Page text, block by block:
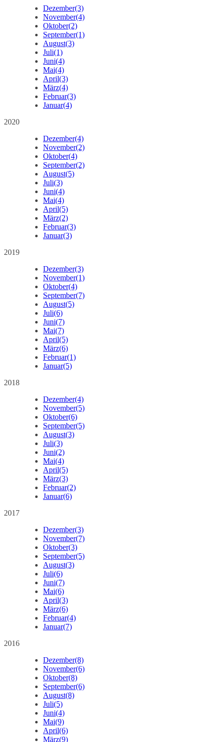
Dezember(3)
November(4)
Oktober(2)
September(1)
August(3)
Juli(1)
Juni(4)
Mai(4)
April(3)
März(4)
Februar(3)
Januar(4)
2020
Dezember(4)
November(2)
Oktober(4)
September(2)
August(5)
Juli(3)
Juni(4)
Mai(4)
April(5)
März(2)
Februar(3)
Januar(3)
2019
Dezember(3)
November(1)
Oktober(4)
September(7)
August(5)
Juli(6)
Juni(7)
Mai(7)
April(5)
März(6)
Februar(1)
Januar(5)
2018
Dezember(4)
November(5)
Oktober(6)
September(5)
August(3)
Juli(3)
Juni(2)
Mai(4)
April(5)
März(3)
Februar(2)
Januar(6)
2017
Dezember(3)
November(7)
Oktober(3)
September(5)
August(3)
Juli(6)
Juni(7)
Mai(6)
April(3)
März(6)
Februar(4)
Januar(7)
2016
Dezember(8)
November(6)
Oktober(8)
September(6)
August(8)
Juli(5)
Juni(4)
Mai(9)
April(6)
März(9)